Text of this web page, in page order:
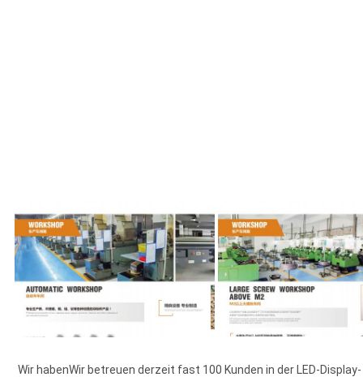
Wir habenWir betreuen derzeit fast 100 Kunden in der LED-Display-